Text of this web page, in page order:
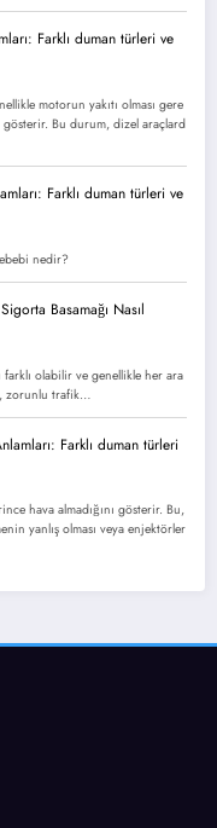
Farklı duman türleri ve
motorun yakıtı olması gere
gösterir. Bu durum, dizel araçlard
Farklı duman türleri ve
nedir?
Basamağı Nasıl
farklı olabilir ve genellikle her ara
zorunlu trafik…
Farklı duman türleri
hava almadığını gösterir. Bu,
yanlış olması veya enjektörler